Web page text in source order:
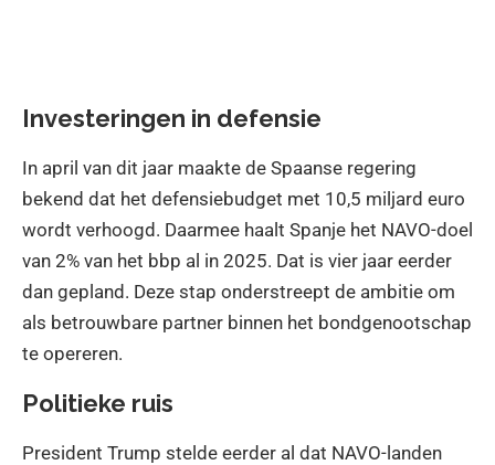
Investeringen in defensie
In april van dit jaar maakte de Spaanse regering
bekend dat het defensiebudget met 10,5 miljard euro
wordt verhoogd. Daarmee haalt Spanje het NAVO-doel
van 2% van het bbp al in 2025. Dat is vier jaar eerder
dan gepland. Deze stap onderstreept de ambitie om
als betrouwbare partner binnen het bondgenootschap
te opereren.
Politieke ruis
President Trump stelde eerder al dat NAVO-landen